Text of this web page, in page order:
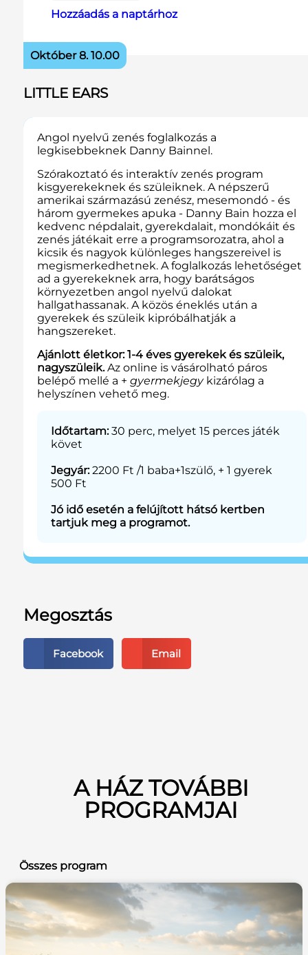
Október 8. 10.00
Hozzáadás a naptárhoz
LITTLE EARS
Angol nyelvű zenés foglalkozás a
legkisebbeknek Danny Bainnel.
Szórakoztató és interaktív zenés program
kisgyerekeknek és szüleiknek. A népszerű
amerikai származású zenész, mesemondó - és
három gyermekes apuka - Danny Bain hozza el
kedvenc népdalait, gyerekdalait, mondókáit és
zenés játékait erre a programsorozatra, ahol a
kicsik és nagyok különleges hangszereivel is
megismerkedhetnek. A foglalkozás lehetőséget
ad a gyerekeknek arra, hogy barátságos
környezetben angol nyelvű dalokat
hallgathassanak. A közös éneklés után a
gyerekek és szüleik kipróbálhatják a
hangszereket.
Ajánlott életkor: 1-4 éves gyerekek és szüleik,
nagyszüleik.Az online is vásárolható páros
belépő mellé a + gyermekjegy kizárólag a
helyszínen vehető meg.
Időtartam:30 perc, melyet 15 perces játék
követ
Jegyár:2200 Ft /1 baba+1szülő, + 1 gyerek
500 Ft
Jó idő esetén a felújított hátsó kertben
tartjuk meg a programot.
Megosztás
Facebook Email
A HÁZ TOVÁBBI
PROGRAMJAI
Összes program